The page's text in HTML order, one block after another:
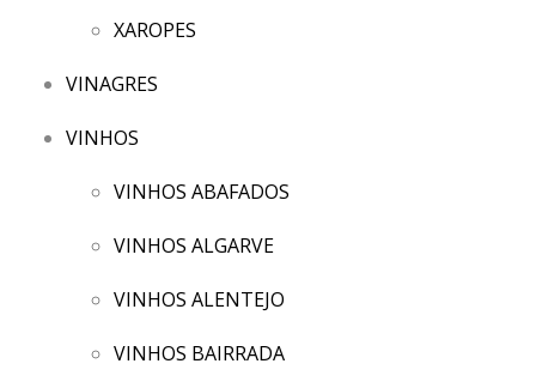
XAROPES
VINAGRES
VINHOS
VINHOS ABAFADOS
VINHOS ALGARVE
VINHOS ALENTEJO
VINHOS BAIRRADA